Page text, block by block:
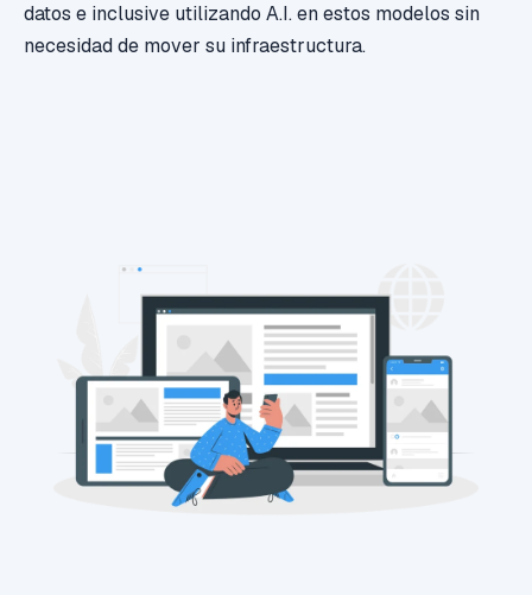
datos e inclusive utilizando A.I. en estos modelos sin
necesidad de mover su infraestructura.